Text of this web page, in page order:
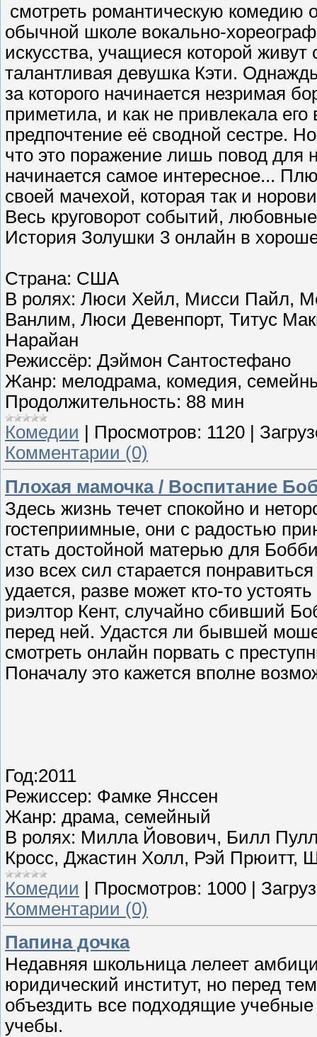
смотреть романтическую комедию
обычной школе вокально-
искусства, учащиеся которой
талантливая девушка Кэти.
за которого начинается незримая
приметила, и как не привлекала
предпочтение её сводной сестре.
что это поражение лишь повод для
начинается самое интересное...
своей мачехой, которая так и
Весь круговорот событий,
История Золушки 3 онлайн в
Страна: США
В ролях: Люси Хейл, Мисси Пайл,
Ванлим, Люси Девенпорт, Титус
Нарайан
Режиссёр: Дэймон Сантостефано
Жанр: мелодрама, комедия,
Продолжительность: 88 мин
Комедии
Просмотров: 1120
Комментарии (0)
Плохая мамочка / Воспитание
Здесь жизнь течет спокойно и
гостеприимные, они с радостью
стать достойной матерью для
изо всех сил старается
удается, разве может кто-то
риэлтор Кент, случайно сбивший
перед ней. Удастся ли бывшей
смотреть онлайн порвать с
Поначалу это кажется вполне
Год:2011
Режиссер: Фамке Янссен
Жанр: драма, семейный
В ролях: Милла Йовович, Билл
Кросс, Джастин Холл, Рэй Прюитт,
Комедии | Просмотров: 1000 |
Комментарии (0)
Папина дочка
Недавняя школьница лелеет
юридический институт, но перед
объездить все подходящие
учебы.